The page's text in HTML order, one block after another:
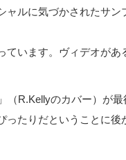
ャルに気づかされたサ
ています。ヴィデオが
（R.Kellyのカバー）が
ったりだということに後